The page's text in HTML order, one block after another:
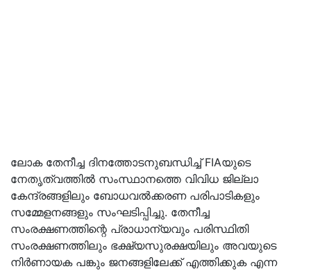
ലോക തേനീച്ച ദിനത്തോടനുബന്ധിച്ച് FIAയുടെ
നേതൃത്വത്തിൽ സംസ്ഥാനത്തെ വിവിധ ജില്ലാ
കേന്ദ്രങ്ങളിലും ബോധവൽക്കരണ പരിപാടികളും
സമ്മേളനങ്ങളും സംഘടിപ്പിച്ചു. തേനീച്ച
സംരക്ഷണത്തിന്റെ പ്രാധാന്യവും പരിസ്ഥിതി
സംരക്ഷണത്തിലും ഭക്ഷ്യസുരക്ഷയിലും അവയുടെ
നിർണായക പങ്കും ജനങ്ങളിലേക്ക് എത്തിക്കുക എന്ന